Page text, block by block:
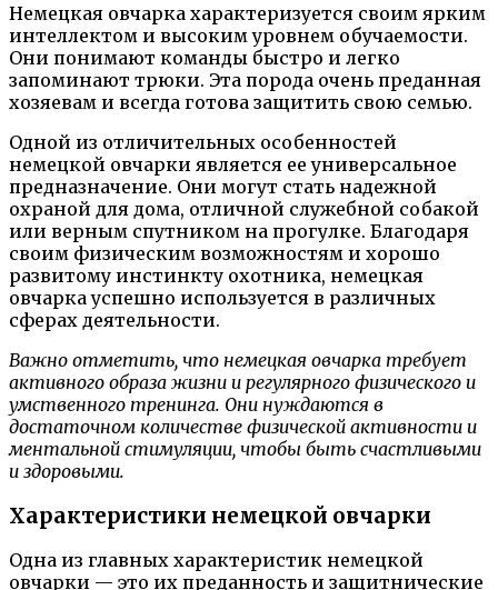
Немецкая овчарка характеризуется своим ярким
интеллектом и высоким уровнем обучаемости.
Они понимают команды быстро и легко
запоминают трюки. Эта порода очень преданная
хозяевам и всегда готова защитить свою семью.
Одной из отличительных особенностей
немецкой овчарки является ее универсальное
предназначение. Они могут стать надежной
охраной для дома, отличной служебной собакой
или верным спутником на прогулке. Благодаря
своим физическим возможностям и хорошо
развитому инстинкту охотника, немецкая
овчарка успешно используется в различных
сферах деятельности.
Важно отметить, что немецкая овчарка требует
активного образа жизни и регулярного физического и
умственного тренинга. Они нуждаются в
достаточном количестве физической активности и
ментальной стимуляции, чтобы быть счастливыми
и здоровыми.
Характеристики немецкой овчарки
Одна из главных характеристик немецкой
овчарки — это их преданность и защитнические